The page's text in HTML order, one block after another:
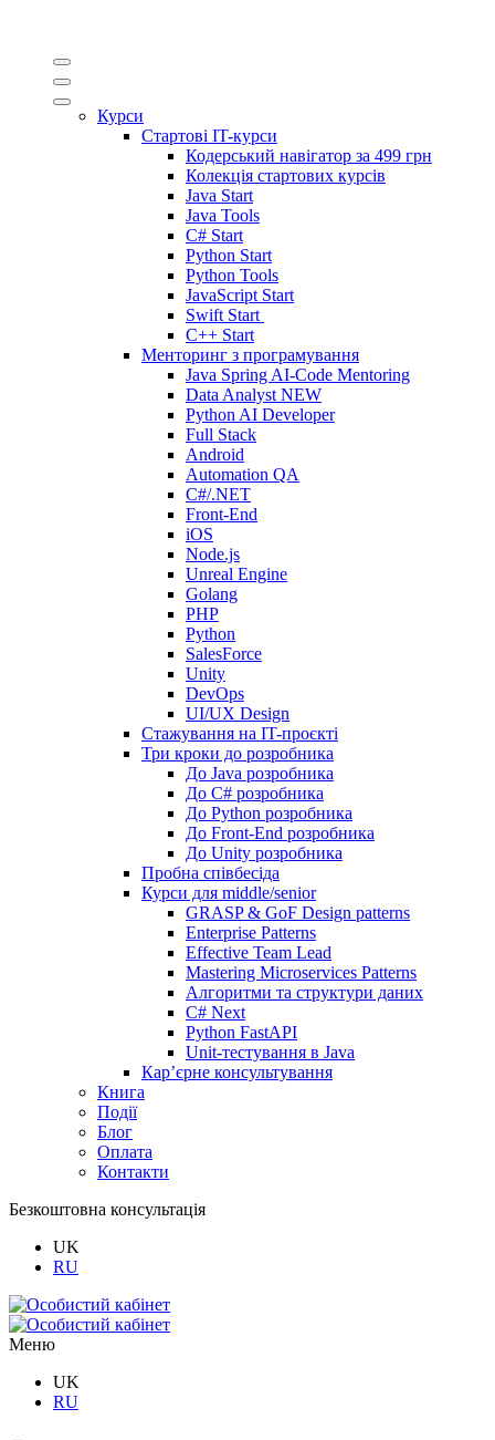
Курси
Стартові IT-курси
Кодерський навігатор за 499 грн
Колекція стартових курсів
Java Start
Java Tools
C# Start
Python Start
Python Tools
JavaScript Start
Swift Start
C++ Start
Менторинг з програмування
Java Spring AI-Code Mentoring
Data Analyst NEW
Python AI Developer
Full Stack
Android
Automation QA
C#/.NET
Front-End
iOS
Node.js
Unreal Engine
Golang
PHP
Python
SalesForce
Unity
DevOps
UI/UX Design
Стажування на IT-проєкті
Три кроки до розробника
До Java розробника
До C# розробника
До Python розробника
До Front-End розробника
До Unity розробника
Пробна співбесіда
Курси для middle/senior
GRASP & GoF Design patterns
Enterprise Patterns
Effective Team Lead
Mastering Microservices Patterns
Алгоритми та структури даних
C# Next
Python FastAPI
Unit-тестування в Java
Кар’єрне консультування
Книга
Події
Блог
Оплата
Контакти
Безкоштовна консультація
UK
RU
Меню
UK
RU